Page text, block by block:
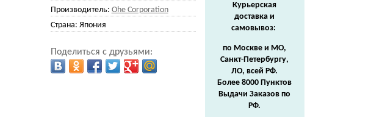
Производитель: Ohe Corporation
Страна: Япония
Поделиться с друзьями:
Курьерская
доставка и
самовывоз:
по Москве и МО,
Санкт-Петербургу,
ЛО, всей РФ.
Более 8000 Пунктов
Выдачи Заказов по
РФ.